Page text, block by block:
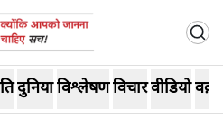
दुनियाविश्लेषणविचारवीडियो